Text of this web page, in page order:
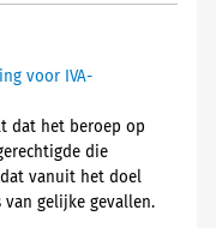
voor IVA-
dat het beroep op
die
vanuit het doel
gelijke gevallen.